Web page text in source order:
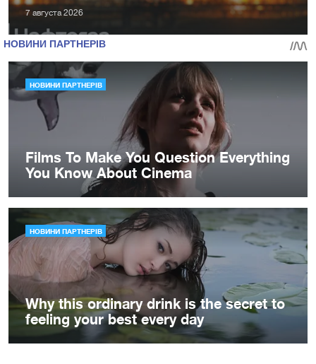
7 августа 2026